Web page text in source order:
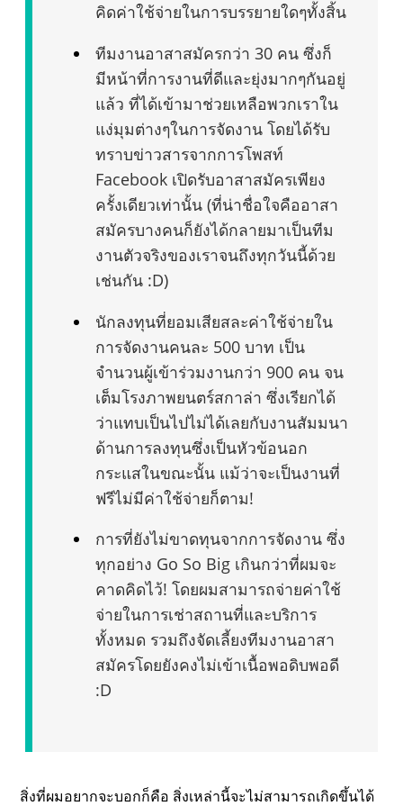
คิดค่าใช้จ่ายในการบรรยายใดๆทั้งสิ้น
ทีมงานอาสาสมัครกว่า 30 คน ซึ่งก็
มีหน้าที่การงานที่ดีและยุ่งมากๆกันอยู่
แล้ว ที่ได้เข้ามาช่วยเหลือพวกเราใน
แง่มุมต่างๆในการจัดงาน โดยได้รับ
ทราบข่าวสารจากการโพสท์
Facebook เปิดรับอาสาสมัครเพียง
ครั้งเดียวเท่านั้น (ที่น่าชื่อใจคืออาสา
สมัครบางคนก็ยังได้กลายมาเป็นทีม
งานตัวจริงของเราจนถึงทุกวันนี้ด้วย
เช่นกัน :D)
นักลงทุนที่ยอมเสียสละค่าใช้จ่ายใน
การจัดงานคนละ 500 บาท เป็น
จำนวนผู้เข้าร่วมงานกว่า 900 คน จน
เต็มโรงภาพยนตร์สกาล่า ซึ่งเรียกได้
ว่าแทบเป็นไปไม่ได้เลยกับงานสัมมนา
ด้านการลงทุนซึ่งเป็นหัวข้อนอก
กระแสในขณะนั้น แม้ว่าจะเป็นงานที่
ฟรีไม่มีค่าใช้จ่ายก็ตาม!
การที่ยังไม่ขาดทุนจากการจัดงาน ซึ่ง
ทุกอย่าง Go So Big เกินกว่าที่ผมจะ
คาดคิดไว้! โดยผมสามารถจ่ายค่าใช้
จ่ายในการเช่าสถานที่และบริการ
ทั้งหมด รวมถึงจัดเลี้ยงทีมงานอาสา
สมัครโดยยังคงไม่เข้าเนื้อพอดิบพอดี
:D
สิ่งที่ผมอยากจะบอกก็คือ สิ่งเหล่านี้จะไม่สามารถเกิดขึ้นได้